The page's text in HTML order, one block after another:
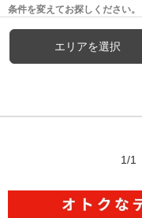
条件を変えてお探しください。
エリアを選択
1/1